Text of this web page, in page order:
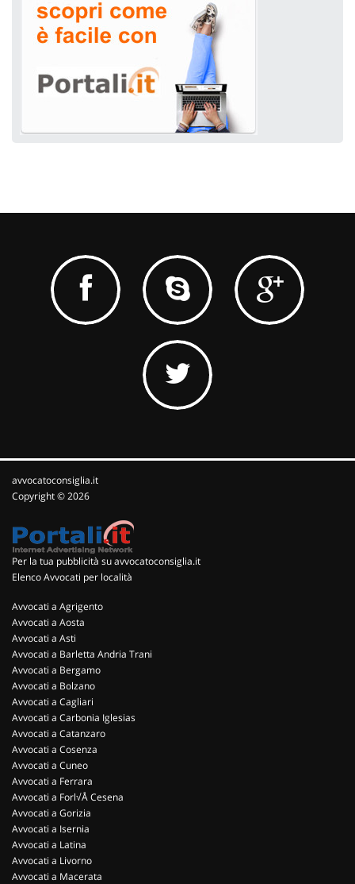
avvocatoconsiglia.it
Copyright © 2026
Per la tua pubblicità su avvocatoconsiglia.it
Elenco Avvocati per località
Avvocati a Agrigento
Avvocati a Aosta
Avvocati a Asti
Avvocati a Barletta Andria Trani
Avvocati a Bergamo
Avvocati a Bolzano
Avvocati a Cagliari
Avvocati a Carbonia Iglesias
Avvocati a Catanzaro
Avvocati a Cosenza
Avvocati a Cuneo
Avvocati a Ferrara
Avvocati a Forl√Å Cesena
Avvocati a Gorizia
Avvocati a Isernia
Avvocati a Latina
Avvocati a Livorno
Avvocati a Macerata